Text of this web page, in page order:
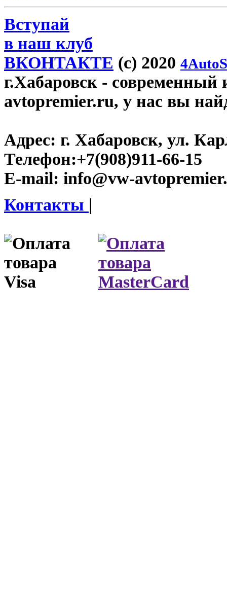
Вступай
в наш клуб
ВКОНТАКТЕ (c) 2020
г.Хабаровск - современный
avtopremier.ru, у нас вы
Адрес: г. Хабаровск, ул.
Телефон:+7(908)911-66-15
E-mail: info@vw-
Контакты |